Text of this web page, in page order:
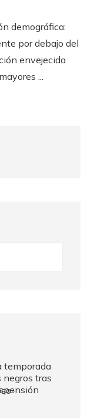
demográfica:
por debajo del
envejecida
...
temporada
negros tras